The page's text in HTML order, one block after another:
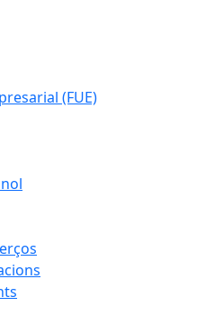
(FUE)